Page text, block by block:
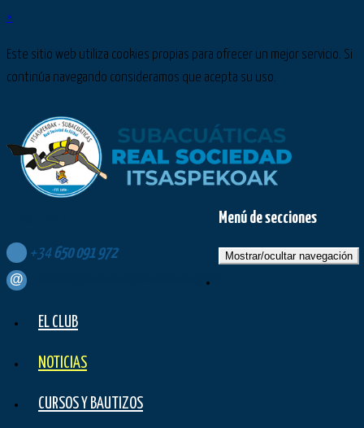
×
Este sitio web utiliza cookies propias para ofrecer un mejor servicio. Si
continúa navegando consideramos que acepta su uso.
+34 650 091 972
contacto@subacuaticasrealsociedad.com
Menú de secciones
Mostrar/ocultar navegación
EL CLUB
NOTICIAS
CURSOS Y BAUTIZOS